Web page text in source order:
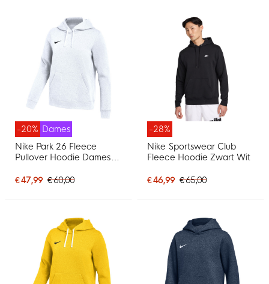
-20% Dames
Nike Park 26 Fleece
Pullover Hoodie Dames
€ 47,99 € 60,00
-28%
Nike Sportswear Club
Fleece Hoodie Zwart Wit
€ 46,99 € 65,00